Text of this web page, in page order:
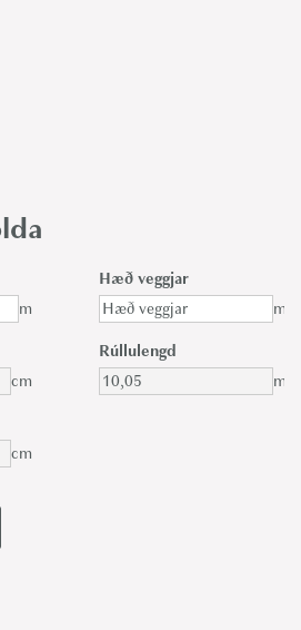
m
Hæð veggjar
m
cm
Rúllulengd
m
cm